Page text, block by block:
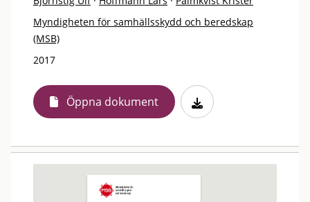
Myndigheten för samhällsskydd och beredskap
(MSB)
2017
Öppna dokument